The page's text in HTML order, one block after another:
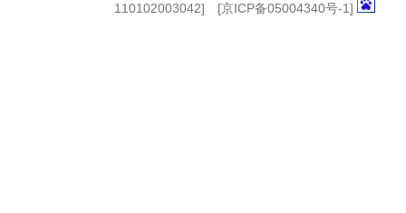
110102003042] [京ICP备05004340号-1]